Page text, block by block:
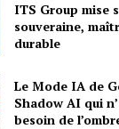
ITS Group mise
souveraine,
durable
Le Mode IA de
Shadow AI qui
besoin de